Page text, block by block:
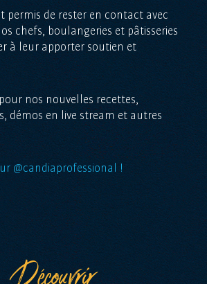
permis de rester en contact avec
chefs, boulangeries et pâtisseries
à leur apporter soutien et
nos nouvelles recettes,
démos en live stream et autres
@candiaprofessional !
Découvrir